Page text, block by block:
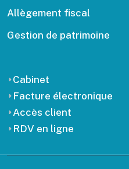
Allègement fiscal
Gestion de patrimoine
Cabinet
Facture électronique
Accès client
RDV en ligne